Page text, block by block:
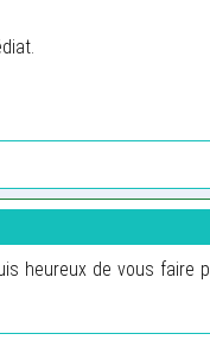
heureux de vous faire